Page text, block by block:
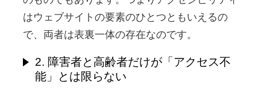
はウェブサイトの要素のひとつともいえるの
で、両者は表裏一体の存在なのです。
2. 障害者と高齢者だけが「アクセス不
能」とは限らない